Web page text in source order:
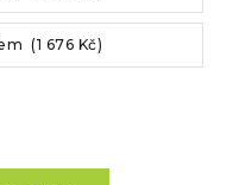
(1 676 Kč)